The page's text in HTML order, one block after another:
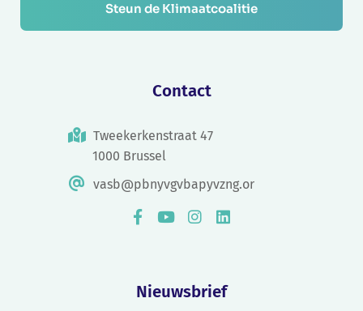
Steun de Klimaatcoalitie
Contact
Tweekerkenstraat 47
1000 Brussel
vasb@pbnyvgvbapyvzng.or
Nieuwsbrief